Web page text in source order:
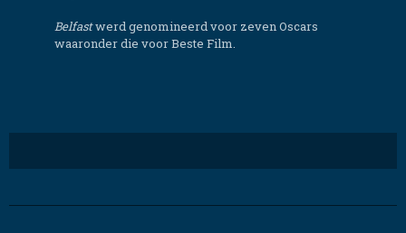
Belfastwerd genomineerd voor zeven Oscars
waaronder die voor Beste Film.